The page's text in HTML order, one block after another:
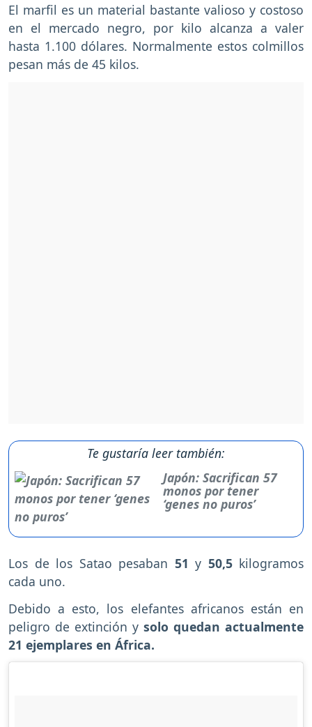
El marfil es un material bastante valioso y costoso
en el mercado negro, por kilo alcanza a valer
hasta 1.100 dólares. Normalmente estos colmillos
pesan más de 45 kilos.
Te gustaría leer también:
Japón: Sacrifican 57
monos por tener
‘genes no puros’
Los de los Satao pesaban 51 y 50,5kilogramos
cada uno.
Debido a esto, los elefantes africanos están en
peligro de extinción y solo quedan actualmente
21 ejemplares en África.